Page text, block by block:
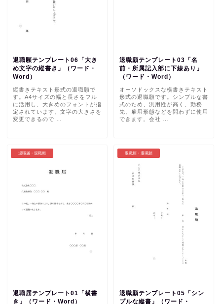
退職願テンプレート06「大き
め文字の縦書き」（ワード・
Word）
縦書きテキスト形式の退職願で
す。A4サイズの幅と長さをフル
に活用し、大きめのフォントが指
定されています。文字の大きさを
変更できるので …
退職願テンプレート03「名
前・所属記入部に下線あり」
（ワード・Word）
オーソドックスな横書きテキスト
形式の退職願です。シンプルな書
式のため、汎用性が高く、勤務
先、雇用形態などを問わずに使用
できます。会社 …
退職届・退職願
退職届テンプレート01「横書
き」（ワード・Word）
退職届・退職願
退職願テンプレート05「シン
プルな縦書」（ワード・